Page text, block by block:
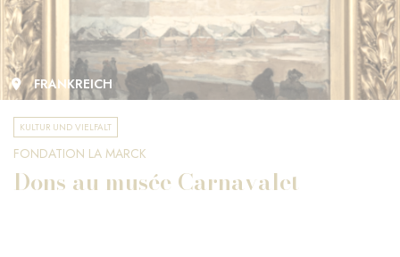
FRANKREICH
KULTUR UND VIELFALT
FONDATION LA MARCK
Dons au musée Carnavalet